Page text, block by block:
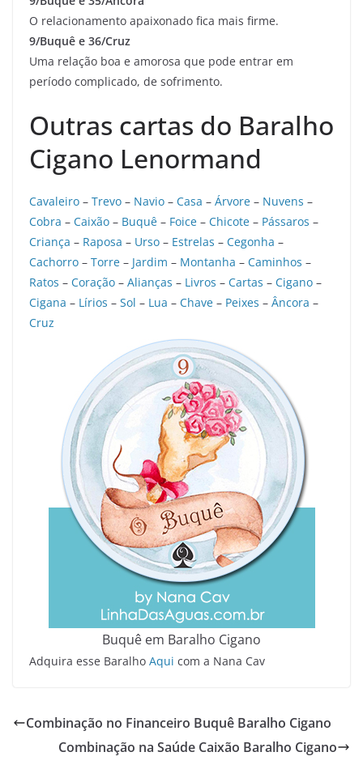
O relacionamento apaixonado fica mais firme.
9/Buquê e 36/Cruz
Uma relação boa e amorosa que pode entrar em
período complicado, de sofrimento.
Outras cartas do Baralho
Cigano Lenormand
Cavaleiro – Trevo – Navio – Casa – Árvore – Nuvens –
Cobra – Caixão – Buquê – Foice – Chicote – Pássaros –
Criança – Raposa – Urso – Estrelas – Cegonha –
Cachorro – Torre – Jardim – Montanha – Caminhos –
Ratos – Coração – Alianças – Livros – Cartas – Cigano –
Cigana – Lírios – Sol – Lua – Chave – Peixes – Âncora –
Cruz
Buquê em Baralho Cigano
Adquira esse Baralho Aqui com a Nana Cav
Combinação no Financeiro Buquê Baralho Cigano
Combinação na Saúde Caixão Baralho Cigano